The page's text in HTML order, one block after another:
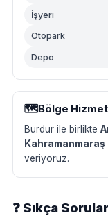
İşyeri
Otopark
Depo
🗺️Bölge Hizmet
Burdur ile birlikte
Kahramanmaraş
veriyoruz.
❓ Sıkça